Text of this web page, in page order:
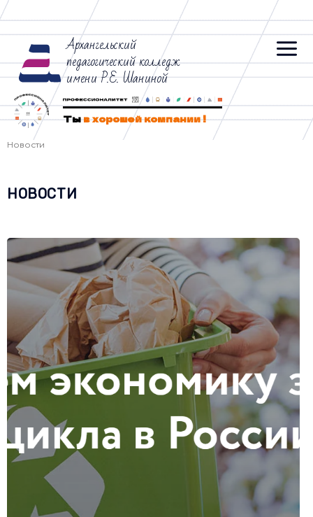
Архангельский
педагогический колледж
имени Р.Е. Шаниной
Тыв хорошей компании !
Новости
НОВОСТИ